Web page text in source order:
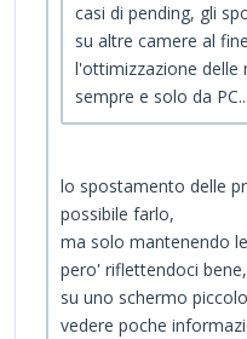
casi di pending, gli
su altre camere al
l'ottimizzazione delle
sempre e solo da
lo spostamento delle
possibile farlo,
ma solo mantenendo
pero' riflettendoci bene,
su uno schermo
vedere poche